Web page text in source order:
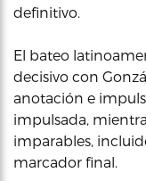
definitivo.
El bateo
decisivo con
anotación e
impulsada,
imparables,
marcador final.